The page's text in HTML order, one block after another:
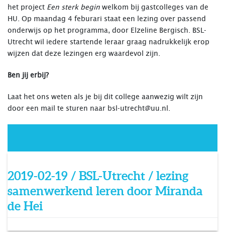
het project Een sterk begin welkom bij gastcolleges van de
HU. Op maandag 4 feburari staat een lezing over passend
onderwijs op het programma, door Elzeline Bergisch. BSL-
Utrecht wil iedere startende leraar graag nadrukkelijk erop
wijzen dat deze lezingen erg waardevol zijn.
Ben jij erbij?
Laat het ons weten als je bij dit college aanwezig wilt zijn
door een mail te sturen naar bsl-utrecht@uu.nl
2019-02-19 / BSL-Utrecht / lezing
samenwerkend leren door Miranda
de Hei